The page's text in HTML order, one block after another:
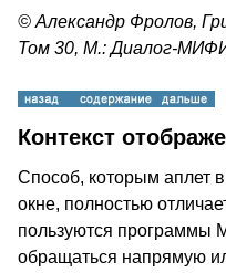
© Александр Фролов,
Том 30, М.: Диалог-
Контекст
Способ, которым аплет
окне, полностью
пользуются программы
обращаться напрямую